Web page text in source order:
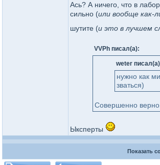
Ась? А ничего, что в
сильно (или вообще как-
шутите (и это в лучшем
VVPh писал(а):
weter
нужно как
зваться)
Совершенно верно.
Ыксперты
Показать